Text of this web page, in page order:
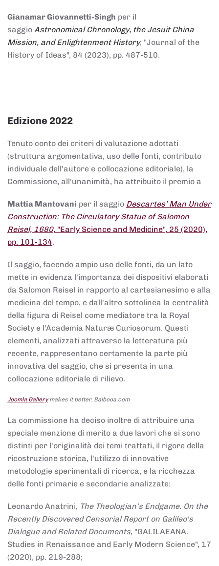
Gianamar Giovannetti-Singh per il
saggio Astronomical Chronology, the Jesuit China
Mission, and Enlightenment History, "Journal of the
History of Ideas", 84 (2023), pp. 487-510.
Edizione 2022
Tenuto conto dei criteri di valutazione adottati
(struttura argomentativa, uso delle fonti, contributo
individuale dell'autore e collocazione editoriale), la
Commissione, all'unanimità, ha attribuito il premio a
Mattia Mantovani per il saggio Descartes' Man Under
Construction: The Circulatory Statue of Salomon
Reisel, 1680, "Early Science and Medicine", 25 (2020),
pp. 101-134.
Il saggio, facendo ampio uso delle fonti, da un lato
mette in evidenza l'importanza dei dispositivi elaborati
da Salomon Reisel in rapporto al cartesianesimo e alla
medicina del tempo, e dall'altro sottolinea la centralità
della figura di Reisel come mediatore tra la Royal
Society e l'Academia Naturæ Curiosorum. Questi
elementi, analizzati attraverso la letteratura più
recente, rappresentano certamente la parte più
innovativa del saggio, che si presenta in una
collocazione editoriale di rilievo.
Joomla Gallerymakes it better. Balbooa.com
La commissione ha deciso inoltre di attribuire una
speciale menzione di merito a due lavori che si sono
distinti per l'originalità dei temi trattati, il rigore della
ricostruzione storica, l'utilizzo di innovative
metodologie sperimentali di ricerca, e la ricchezza
delle fonti primarie e secondarie analizzate:
Leonardo Anatrini, The Theologian's Endgame. On the
Recently Discovered Censorial Report on Galileo's
Dialogue and Related Documents, "GALILAEANA.
Studies in Renaissance and Early Modern Science", 17
(2020), pp. 219-288;